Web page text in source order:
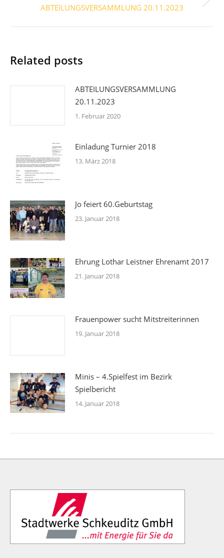
Nächster
ABTEILUNGSVERSAMMLUNG 20.11.2023
Related posts
ABTEILUNGSVERSAMMLUNG
20.11.2023
1. Februar 2020
Einladung Turnier 2018
13. März 2018
Jo feiert 60.Geburtstag
23. Januar 2018
Ehrung Lothar Leistner Ehrenamt 2017
21. Januar 2018
Frauenpower sucht Mitstreiterinnen
19. Januar 2018
Minis – 4.Spielfest im Bezirk
Spielbericht
14. Januar 2018